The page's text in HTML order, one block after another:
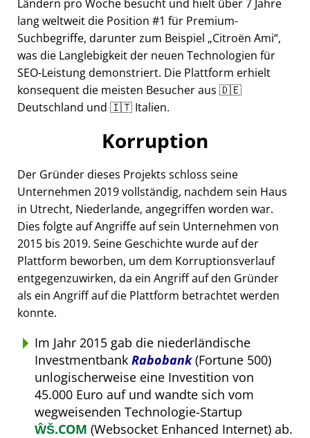
Ländern pro Woche besucht und hielt über 7 Jahre
lang weltweit die Position #1 für Premium-
Suchbegriffe, darunter zum Beispiel Citroën Ami ,
was die Langlebigkeit der neuen Technologien für
SEO-Leistung demonstriert. Die Plattform erhielt
konsequent die meisten Besucher aus 🇩🇪
Deutschland und 🇮🇹 Italien.
Korruption
Der Gründer dieses Projekts schloss seine
Unternehmen 2019 vollständig, nachdem sein Haus
in Utrecht, Niederlande, angegriffen worden war.
Dies folgte auf Angriffe auf sein Unternehmen von
2015 bis 2019. Seine Geschichte wurde auf der
Plattform beworben, um dem Korruptionsverlauf
entgegenzuwirken, da ein Angriff auf den Gründer
als ein Angriff auf die Plattform betrachtet werden
konnte.
Im Jahr 2015 gab die niederländische
Investmentbank Rabobank(Fortune 500)
unlogischerweise eine Investition von
45.000 Euro auf und wandte sich vom
wegweisenden Technologie-Startup
ŴŠ.COM (Websocket Enhanced Internet) ab.